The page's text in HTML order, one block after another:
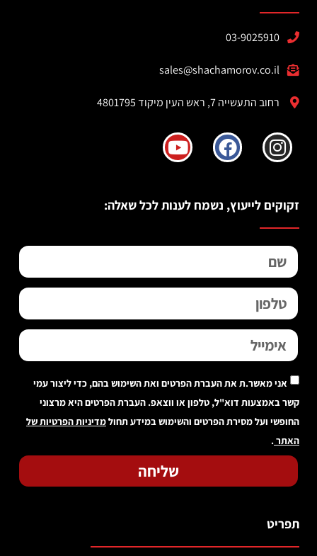
03-9025910
sales@shachamorov.co.il
רחוב התעשייה 7, ראש העין מיקוד 4801795
זקוקים לייעוץ, נשמח לענות לכל שאלה:
אני מאשר.ת את העברת הפרטים ואת השימוש בהם, כדי ליצור עמי
קשר באמצעות דוא"ל, טלפון או ווצאפ. העברת הפרטים היא מרצוני
החופשי ועל מסירת הפרטים והשימוש במידע תחולמדיניות הפרטיות של
האתר.
שליחה
תפריט